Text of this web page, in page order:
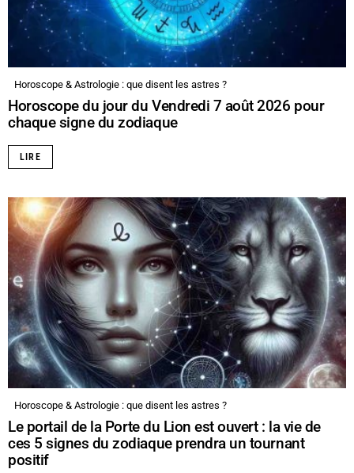
Horoscope & Astrologie : que disent les astres ?
Horoscope du jour du Vendredi 7 août 2026 pour
chaque signe du zodiaque
LIRE
Horoscope & Astrologie : que disent les astres ?
Le portail de la Porte du Lion est ouvert : la vie de
ces 5 signes du zodiaque prendra un tournant
positif